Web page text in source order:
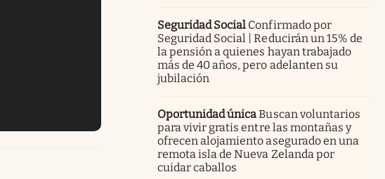
Seguridad Social Confirmado por
Seguridad Social | Reducirán un 15% de
la pensión a quienes hayan trabajado
más de 40 años, pero adelanten su
jubilación
Oportunidad únicaBuscan voluntarios
para vivir gratis entre las montañas y
ofrecen alojamiento asegurado en una
remota isla de Nueva Zelanda por
cuidar caballos